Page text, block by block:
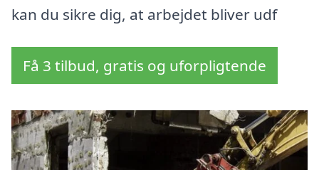
kan du sikre dig, at arbejdet bliver udf
Få 3 tilbud, gratis og uforpligtende